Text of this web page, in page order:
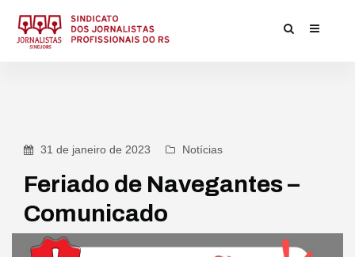
31 de janeiro de 2023 Notícias
Feriado de Navegantes –
Comunicado